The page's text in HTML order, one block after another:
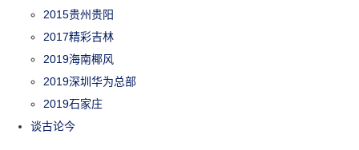
2015贵州贵阳
2017精彩吉林
2019海南椰风
2019深圳华为总部
2019石家庄
谈古论今